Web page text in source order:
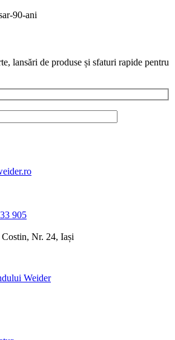
lansări de produse și sfaturi rapide pentru
905
Nr. 24, Iași
Weider